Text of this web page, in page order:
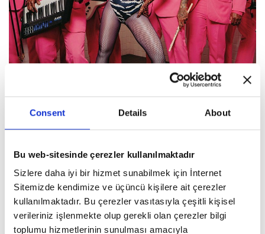
Consent Details About
Bu web-sitesinde çerezler kullanılmaktadır
Sizlere daha iyi bir hizmet sunabilmek için İnternet
Sitemizde kendimize ve üçüncü kişilere ait çerezler
kullanılmaktadır. Bu çerezler vasıtasıyla çeşitli kişisel
verileriniz işlenmekte olup gerekli olan çerezler bilgi
toplumu hizmetlerinin sunulması amacıyla
Öncekini Oku
Kate Middleton ve Kraliyet Ailesi, Noel
Sezonunu Westminster Abbey’de